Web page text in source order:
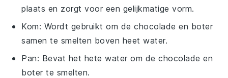
plaats en zorgt voor een gelijkmatige vorm.
Kom: Wordt gebruikt om de chocolade en boter
samen te smelten boven heet water.
Pan: Bevat het hete water om de chocolade en
boter te smelten.